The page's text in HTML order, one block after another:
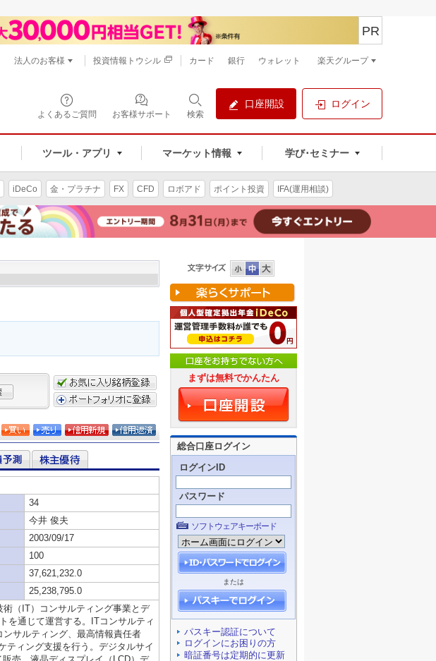
よくあるご質問 お客様サポート 検索
口座開設 ログイン
ツール・アプリ マーケット情報 学び･セミナー
PR
法人のお客様 投資情報トウシル カード 銀行 ウォレット 楽天グループ
iDeCo 金・プラチナ FX CFD ロボアド ポイント投資 IFA(運用相談)
まずは無料でかんたん
総合口座ログイン
ログインID
パスワード
ソフトウェアキーボード
または
パスキー認証について
ログインにお困りの方
暗証番号は定期的に更新